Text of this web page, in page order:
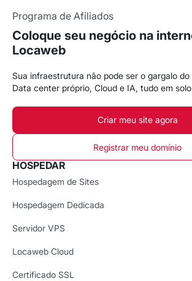
Programa de Afiliados
Coloque seu negócio na
Locaweb
Sua infraestrutura não pode ser o gargalo
Data center próprio, Cloud e IA, tudo em
Criar meu site agora
Registrar meu domínio
HOSPEDAR
Hospedagem de Sites
Hospedagem Dedicada
Servidor VPS
Locaweb Cloud
Certificado SSL